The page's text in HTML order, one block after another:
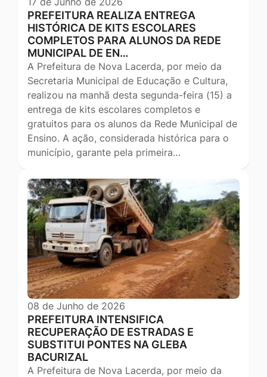
PREFEITURA REALIZA ENTREGA
HISTÓRICA DE KITS ESCOLARES
COMPLETOS PARA ALUNOS DA REDE
MUNICIPAL DE EN…
A Prefeitura de Nova Lacerda, por meio da
Secretaria Municipal de Educação e Cultura,
realizou na manhã desta segunda-feira (15) a
entrega de kits escolares completos e
gratuitos para os alunos da Rede Municipal de
Ensino. A ação, considerada histórica para o
município, garante pela primeira…
08 de Junho de 2026
PREFEITURA INTENSIFICA
RECUPERAÇÃO DE ESTRADAS E
SUBSTITUI PONTES NA GLEBA
BACURIZAL
A Prefeitura de Nova Lacerda, por meio da